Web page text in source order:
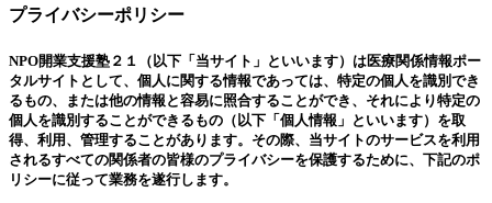
プライバシーポリシー
NPO開業支援塾２１（以下「当サイト」といいます）は医療関係情報ポー
タルサイトとして、個人に関する情報であっては、特定の個人を識別でき
るもの、または他の情報と容易に照合することができ、それにより特定の
個人を識別することができるもの（以下「個人情報」といいます）を取
得、利用、管理することがあります。その際、当サイトのサービスを利用
されるすべての関係者の皆様のプライバシーを保護するために、下記のポ
リシーに従って業務を遂行します。